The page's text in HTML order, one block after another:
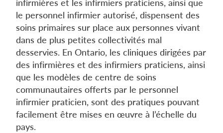
le personnel infirmier autorisé, dispensent des
soins primaires sur place aux personnes vivant
dans de plus petites collectivités mal
desservies. En Ontario, les cliniques dirigées par
des infirmières et des infirmiers praticiens, ainsi
que les modèles de centre de soins
communautaires offerts par le personnel
infirmier praticien, sont des pratiques pouvant
facilement être mises en œuvre à l’échelle du
pays.